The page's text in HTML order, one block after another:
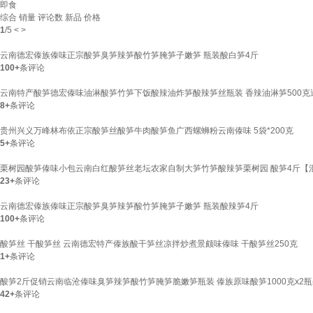
即食
综合 销量 评论数 新品 价格
1/5 < >
云南德宏傣族傣味正宗酸笋臭笋辣笋酸竹笋腌笋子嫩笋 瓶装酸白笋4斤
100+条评论
云南特产酸笋德宏傣味油淋酸笋竹笋下饭酸辣油炸笋酸辣笋丝瓶装 香辣油淋笋500克
8+条评论
贵州兴义万峰林布依正宗酸笋丝酸笋牛肉酸笋鱼广西螺蛳粉云南傣味 5袋*200克
5+条评论
栗树园酸笋傣味小包云南白红酸笋丝老坛农家自制大笋竹笋酸辣笋栗树园 酸笋4斤【
23+条评论
云南德宏傣族傣味正宗酸笋臭笋辣笋酸竹笋腌笋子嫩笋 瓶装酸辣笋4斤
100+条评论
酸笋丝 干酸笋丝 云南德宏特产傣族酸干笋丝凉拌炒煮景颇味傣味 干酸笋丝250克
1+条评论
酸笋2斤促销云南临沧傣味臭笋辣笋酸竹笋腌笋脆嫩笋瓶装 傣族原味酸笋1000克x2
42+条评论